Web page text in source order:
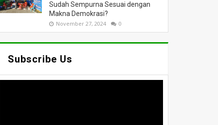
Sudah Sempurna Sesuai dengan
Makna Demokrasi?
November 27, 2024 0
Subscribe Us